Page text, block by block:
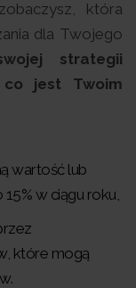
która
dla Twojego
strategii
co jest Twoim
wartość lub
w ciągu roku,
które mogą